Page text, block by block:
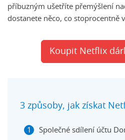
příbuzným ušetříte přemýšlení
dostanete něco, co stoprocentně
Koupit Netflix
3 způsoby, jak získat
Společné sdílení účtu